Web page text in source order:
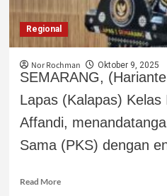
Regional
Nor Rochman Oktober 9, 2025
SEMARANG,
Lapas (Kalapas)
Affandi,
Sama (PKS) dengan
Read More